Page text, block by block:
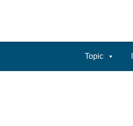
Topic